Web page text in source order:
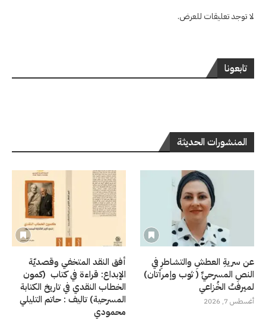
لا توجد تعليقات للعرض.
تابعونا
المنشورات الحديثة
عن سريةِ العطشِ والتشاطرِ في
النصِ المسرحيِّ ( ثوب وإمرأتان)
لميرفتْ الخُزاعي
أغسطس 7, 2026
أفق النقد المتخفي وقصديّة
الإبداع: قراءة في كتاب (كمون
الخطاب النقدي في تاريخ الكتابة
المسرحية) تاليف : حاتم التليلي
محمودي